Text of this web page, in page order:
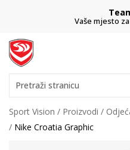
Vaše mjesto
Pretraži stranicu
Sport Vision Proizvodi
Nike Croatia Graphic